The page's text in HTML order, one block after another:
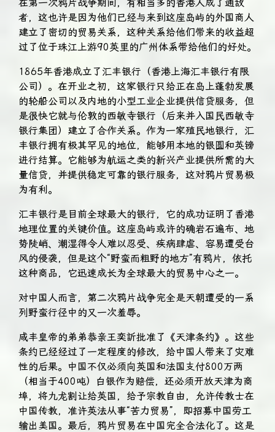
在第一次鸦片战争期间，有相当多的香港人成了通敌
者，这也许是因为他们已经与来到这座岛屿的外国商人
建立了密切的贸易关系，这种关系给他们带来的收益超
过了位于珠江上游90英里的广州体系带给他们的好处。
1865年香港成立了汇丰银行（香港上海汇丰银行有限
公司）。在开业之初，这家银行只给正在岛上蓬勃发展
的轮船公司以及内地的小型工业企业提供信贷服务，但
是很快它就与伦敦的西敏寺银行（后来并入国民西敏寺
银行集团）建立了合作关系。作为一家殖民地银行，汇
丰银行拥有极其罕见的地位，能够用本地的银圆和英镑
进行结算。它能够为航运之类的新兴产业提供所需的大
量信贷，并提供稳定可靠的银行服务，这对鸦片贸易极
为有利。
汇丰银行是目前全球最大的银行，它的成功证明了香港
地理位置的关键价值。这座岛屿或许的确岩石遍布、地
势陡峭、潮湿得令人难以忍受、疾病肆虐、容易遭受台
风的侵袭，但是这个“野蛮而粗野的地方”有鸦片，依托
这种商品，它迅速成长为全球最大的贸易中心之一。
对中国人而言，第二次鸦片战争完全是天朝遭受的一系
列野蛮行径中的又一次羞辱。
咸丰皇帝的弟弟恭亲王奕訢批准了《天津条约》。这些
条约已经经过了一定程度的修改，给中国人带来了灾难
性的后果。中国不仅必须向英国和法国支付800万两
（相当于400吨）白银作为赔偿，还必须开放天津为商
埠，将九龙割让给英国，给予宗教自由，允许传教士在
中国传教，准许英法从事“苦力贸易”，即招募中国劳工
输出美国。最后，鸦片贸易在中国完全合法化了。这是